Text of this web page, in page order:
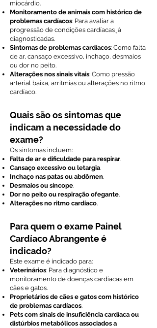
miocárdio.
Monitoramento de animais com histórico de
problemas cardíacos: Para avaliar a
progressão de condições cardíacas já
diagnosticadas.
Sintomas de problemas cardíacos: Como falta
de ar, cansaço excessivo, inchaço, desmaios
ou dor no peito.
Alterações nos sinais vitais: Como pressão
arterial baixa, arritmias ou alterações no ritmo
cardíaco.
Quais são os sintomas que
indicam a necessidade do
exame?
Os sintomas incluem:
Falta de ar e dificuldade para respirar.
Cansaço excessivo ou letargia.
Inchaço nas patas ou abdômen.
Desmaios ou síncope.
Dor no peito ou respiração ofegante.
Alterações no ritmo cardíaco.
Para quem o exame Painel
Cardíaco Abrangente é
indicado?
Este exame é indicado para:
Veterinários: Para diagnóstico e
monitoramento de doenças cardíacas em
cães e gatos.
Proprietários de cães e gatos com histórico
de problemas cardíacos.
Pets com sinais de insuficiência cardíaca ou
distúrbios metabólicos associados a